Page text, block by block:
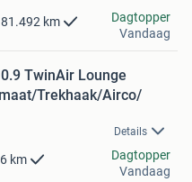
km
Dagtopper
Vandaag
TwinAir Lounge
Trekhaak/Airco/
Details
km
Dagtopper
Vandaag